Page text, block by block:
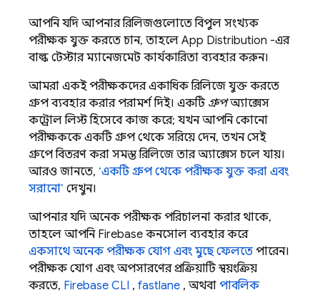
আপনি যদি আপনার রিলিজগুলোতে বিপুল সংখ্যক
পরীক্ষক যুক্ত করতে চান, তাহলে App Distribution -এর
বাল্ক টেস্টার ম্যানেজমেন্ট কার্যকারিতা ব্যবহার করুন।
আমরা একই পরীক্ষকদের একাধিক রিলিজে যুক্ত করতে
গ্রুপ ব্যবহার করার পরামর্শ দিই। একটি গ্রুপঅ্যাক্সেস
কন্ট্রোল লিস্ট হিসেবে কাজ করে; যখন আপনি কোনো
পরীক্ষককে একটি গ্রুপ থেকে সরিয়ে দেন, তখন সেই
গ্রুপে বিতরণ করা সমস্ত রিলিজে তার অ্যাক্সেস চলে যায়।
আরও জানতে, ‘একটি গ্রুপ থেকে পরীক্ষক যুক্ত করা এবং
সরানো’ দেখুন।
আপনার যদি অনেক পরীক্ষক পরিচালনা করার থাকে,
তাহলে আপনি Firebase কনসোল ব্যবহার করে
একসাথে অনেক পরীক্ষক যোগ এবং মুছে ফেলতে পারেন।
পরীক্ষক যোগ এবং অপসারণের প্রক্রিয়াটি স্বয়ংক্রিয়
করতে, Firebase CLI , fastlane , অথবা পাবলিক